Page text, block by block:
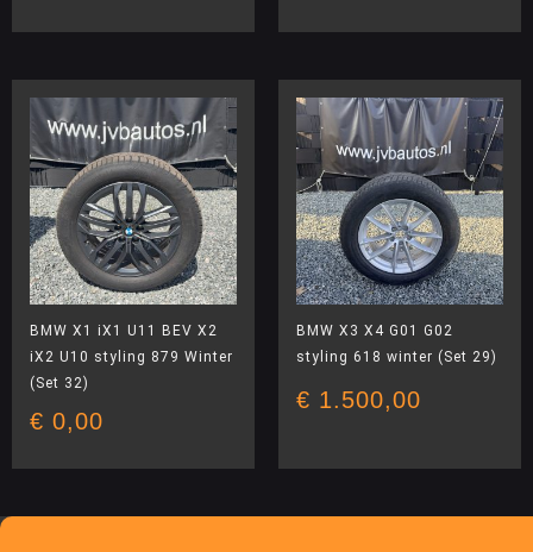
BMW X1 iX1 U11 BEV X2
iX2 U10 styling 879 Winter
(Set 32)
€ 0,00
BMW X3 X4 G01 G02
styling 618 winter (Set 29)
€ 1.500,00